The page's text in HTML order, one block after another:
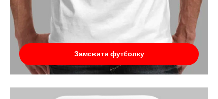
Замовити футболку